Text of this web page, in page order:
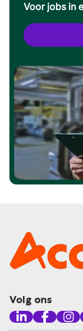
Voor jobs in
Volg ons